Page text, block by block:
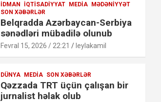
İDMAN İQTISADIYYAT MEDIA MƏDƏNIYYƏT
SON XƏBƏRLƏR
Belqradda Azərbaycan-Serbiya
sənədləri mübadilə olunub
Fevral 15, 2026 / 22:21 leylakamil
DÜNYA MEDIA SON XƏBƏRLƏR
Qəzzada TRT üçün çalışan bir
jurnalist həlak olub